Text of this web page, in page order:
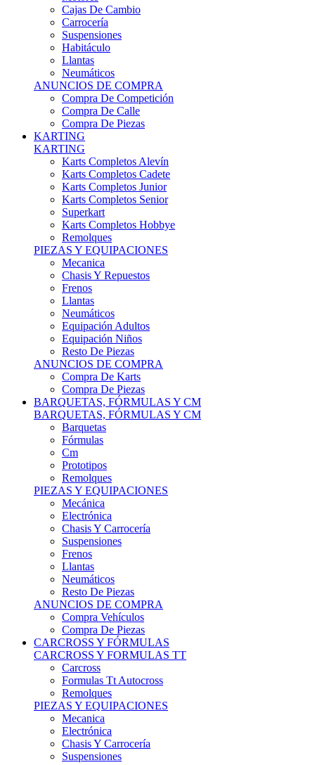
Carrocería
Suspensiones
Habitáculo
Llantas
Neumáticos
ANUNCIOS DE COMPRA
Compra De Competición
Compra De Calle
Compra De Piezas
KARTING
KARTING
Karts Completos Alevín
Karts Completos Cadete
Karts Completos Junior
Karts Completos Senior
Superkart
Karts Completos Hobbye
Remolques
PIEZAS Y EQUIPACIONES
Mecanica
Chasis Y Repuestos
Frenos
Llantas
Neumáticos
Equipación Adultos
Equipación Niños
Resto De Piezas
ANUNCIOS DE COMPRA
Compra De Karts
Compra De Piezas
BARQUETAS, FÓRMULAS Y CM
BARQUETAS, FÓRMULAS Y CM
Barquetas
Fórmulas
Cm
Prototipos
Remolques
PIEZAS Y EQUIPACIONES
Mecánica
Electrónica
Chasis Y Carrocería
Suspensiones
Frenos
Llantas
Neumáticos
Resto De Piezas
ANUNCIOS DE COMPRA
Compra Vehículos
Compra De Piezas
CARCROSS Y FÓRMULAS
CARCROSS Y FORMULAS TT
Carcross
Formulas Tt Autocross
Remolques
PIEZAS Y EQUIPACIONES
Mecanica
Electrónica
Chasis Y Carrocería
Suspensiones
Frenos